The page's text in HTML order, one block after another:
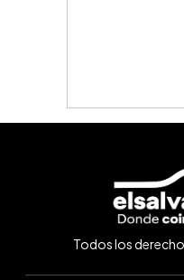
Todos los